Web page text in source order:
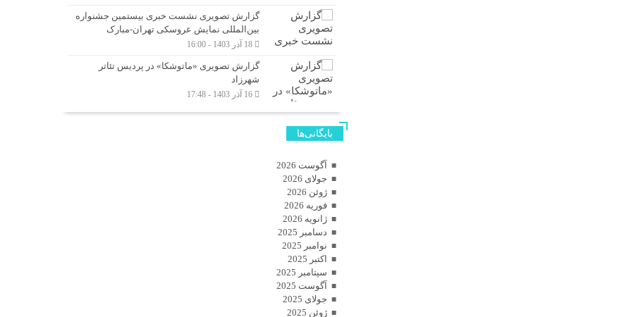
گزارش تصویری نشست خبری بیستمین جشنواره
بین‌المللی نمایش عروسکی تهران-مبارک
18 آذر 1403 - 16:00
گزارش تصویری «ماتوشکا» در پردیس تئاتر
شهرزاد
16 آذر 1403 - 17:48
بایگانی‌ها
آگوست 2026
جولای 2026
ژوئن 2026
فوریه 2026
ژانویه 2026
دسامبر 2025
نوامبر 2025
اکتبر 2025
سپتامبر 2025
آگوست 2025
جولای 2025
ژوئن 2025